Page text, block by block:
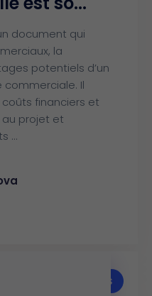
document qui
la
potentiels d’un
commerciale. Il
financiers et
au projet et
...
Articles